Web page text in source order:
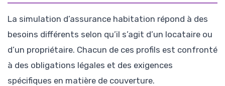
La simulation d’assurance habitation répond à des
besoins différents selon qu’il s’agit d’un locataire ou
d’un propriétaire. Chacun de ces profils est confronté
à des obligations légales et des exigences
spécifiques en matière de couverture.